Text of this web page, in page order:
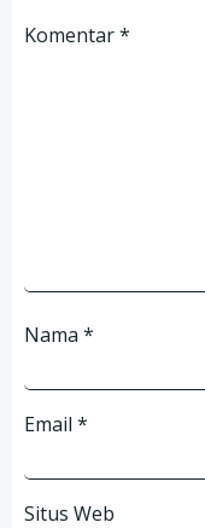
Komentar*
Nama *
Email *
Situs Web